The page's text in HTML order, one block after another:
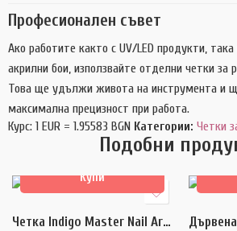
Професионален съвет
Ако работите както с UV/LED продукти,
акрилни бои, използвайте отделни четки за
Това ще удължи живота на инструмента и
максимална прецизност при работа.
Курс: 1 EUR = 1.95583 BGN Категории: Четки
Подобни
Купи
Четка Indigo Master Nail Art 002 (дървена дръжка)